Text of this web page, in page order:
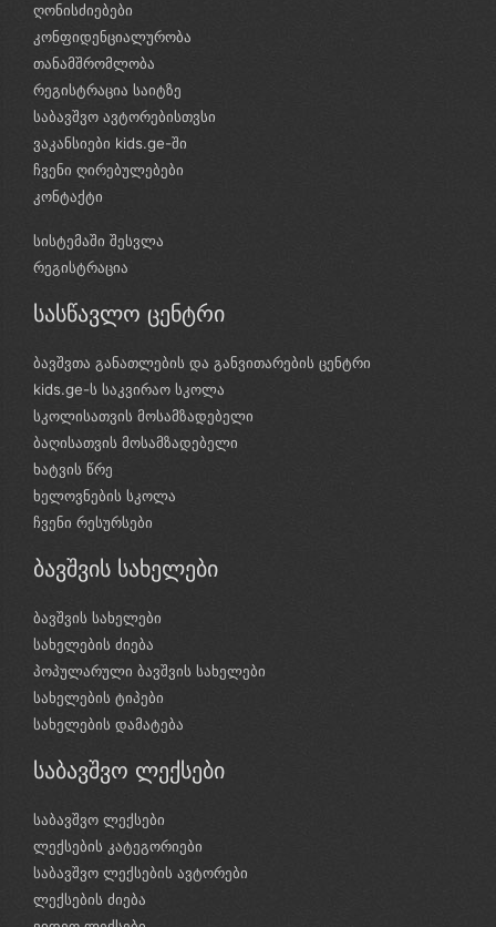
ღონისძიებები
კონფიდენციალურობა
თანამშრომლობა
რეგისტრაცია საიტზე
საბავშვო ავტორებისთვსი
ვაკანსიები kids.ge-ში
ჩვენი ღირებულებები
კონტაქტი
სისტემაში შესვლა
რეგისტრაცია
სასწავლო ცენტრი
ბავშვთა განათლების და განვითარების ცენტრი
kids.ge-ს საკვირაო სკოლა
სკოლისათვის მოსამზადებელი
ბაღისათვის მოსამზადებელი
ხატვის წრე
ხელოვნების სკოლა
ჩვენი რესურსები
ბავშვის სახელები
ბავშვის სახელები
სახელების ძიება
პოპულარული ბავშვის სახელები
სახელების ტიპები
სახელების დამატება
საბავშვო ლექსები
საბავშვო ლექსები
ლექსების კატეგორიები
საბავშვო ლექსების ავტორები
ლექსების ძიება